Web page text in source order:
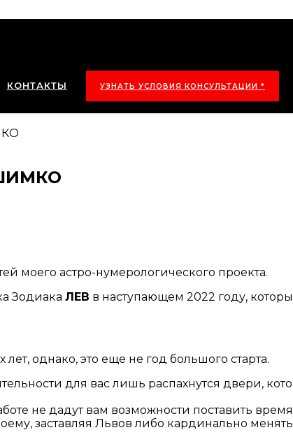
КОНТАКТЫ УЗНАТЬ УСЛОВИЯ КОНСУЛЬТАЦИИ *
моего астро-нумерологического проекта.
Зодиака ЛЕВ в наступающем 2022 году,
однако, это еще не год большого старта.
для вас лишь распахнутся двери,
не дадут вам возможности поставить время
заставляя Львов либо кардинально